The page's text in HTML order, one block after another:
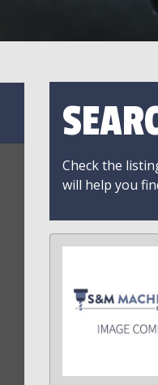
Check the
will help you